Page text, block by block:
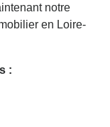
notre
en Loire-
: